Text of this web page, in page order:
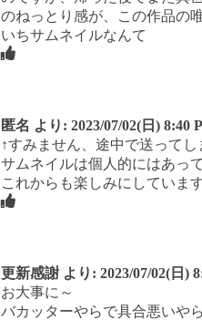
のねっとり感が、この作品の
いちサムネイルなんて
匿名 より: 2023/07/02(日) 8:40
↑すみません、途中で送ってし
サムネイルは個人的にはあっ
これからも楽しみにしています
更新感謝 より: 2023/07/02(日)
お大事に～
バカッターやらで具合悪いや